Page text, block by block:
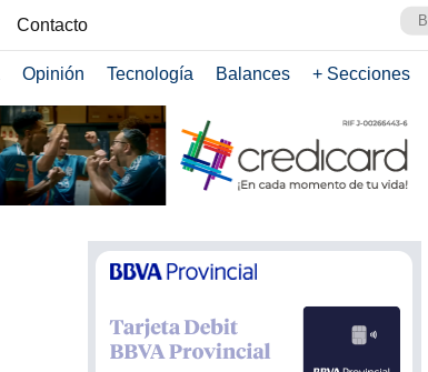
Contacto
Opinión Tecnología Balances + Secciones